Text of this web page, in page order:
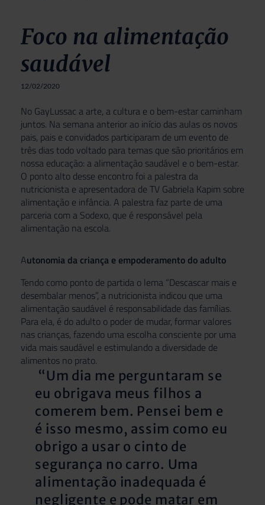
Foco na alimentação
saudável
12/02/2020
No GayLussac a arte, a cultura e o bem-estar caminham
juntos. Na semana anterior ao início das aulas os novos
pais, pais e convidados participaram de um evento de
três dias todo voltado para temas que são prioritários em
nossa educação: a alimentação saudável e o bem-estar.
O ponto alto desse encontro foi a palestra da
nutricionista e apresentadora de TV Gabriela Kapim sobre
alimentação e infância. A palestra faz parte de uma
parceria com a Sodexo, que é responsável pela
alimentação na escola.
Autonomia da criança e empoderamento do adulto
Tendo como ponto de partida o lema “Descascar mais e
desembalar menos”, a nutricionista indicou que uma
alimentação saudável é responsabilidade das famílias.
Para ela, é do adulto o poder de mudar, formar valores
nas crianças, fazendo uma escolha consciente por uma
vida mais saudável e estimulando a diversidade de
alimentos no prato.
“Um dia me perguntaram se
eu obrigava meus filhos a
comerem bem. Pensei bem e
é isso mesmo, assim como eu
obrigo a usar o cinto de
segurança no carro. Uma
alimentação inadequada é
negligente e pode matar em